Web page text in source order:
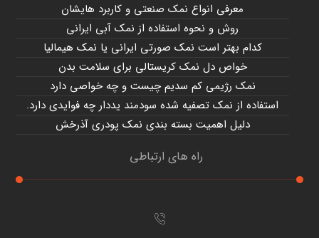
معرفی انواع نمک صنعتی و کاربرد هایشان
روش و نحوه استفاده از نمک آبی ایرانی
کدام بهتر است نمک صورتی ایرانی یا نمک هیمالیا
خواص دل نمک کریستالی برای سلامت بدن
نمک رژیمی کم سدیم چیست و چه خواصی دارد
استفاده از نمک تصفیه شده سودمند یددار چه فوایدی دارد.
دلیل اهمیت بسته بندی نمک پودری آذرخش
راه های ارتباطی